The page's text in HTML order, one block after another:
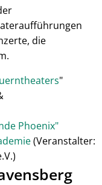
die
"
Phoenix"
(Veranstalter: